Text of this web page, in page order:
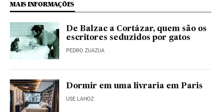
MAIS INFORMAÇÕES
De Balzac a Cortázar, quem são os
escritores seduzidos por gatos
PEDRO ZUAZUA
Dormir em uma livraria em Paris
USE LAHOZ